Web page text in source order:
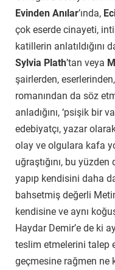
Evinden Anılar’ında,
çok eserde cinayeti,
katillerin anlatıldığını
Sylvia Plath’tan veya
şairlerden, eserlerinden,
romanından da söz
anladığını, ‘psişik bir
edebiyatçı, yazar
olay ve olgulara kafa
uğraştığını, bu
yapıp kendisini daha
bahsetmiş değerli
kendisine ve aynı
Haydar Demir’e de ki
teslim etmelerini talep
geçmesine rağmen ne